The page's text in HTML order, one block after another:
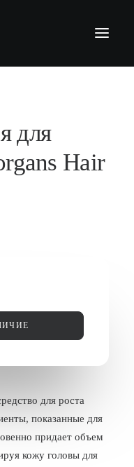
для
Hair
для роста
показанные для
придает объем
кожу головы для